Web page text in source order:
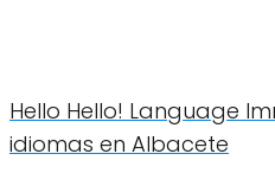
Hello Hello! Language
idiomas en Albacete